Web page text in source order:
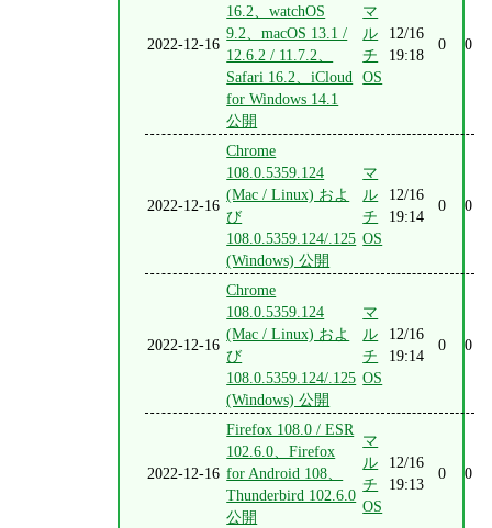
2022-12-16
16.2、watchOS
9.2、macOS 13.1 /
12.6.2 / 11.7.2、
Safari 16.2、iCloud
for Windows 14.1
公開
マ
ル
チ
OS
12/16
19:18
0 0
2022-12-16
Chrome
108.0.5359.124
(Mac / Linux) およ
び
108.0.5359.124/.125
(Windows) 公開
マ
ル
チ
OS
12/16
19:14
0 0
2022-12-16
Chrome
108.0.5359.124
(Mac / Linux) およ
び
108.0.5359.124/.125
(Windows) 公開
マ
ル
チ
OS
12/16
19:14
0 0
2022-12-16
Firefox 108.0 / ESR
102.6.0、Firefox
for Android 108、
Thunderbird 102.6.0
公開
マ
ル
チ
OS
12/16
19:13
0 0